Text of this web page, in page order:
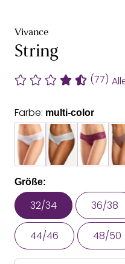
Vivance
String
(77)
Farbe: multi-color
Größe:
32/34 36/38
44/46 48/50